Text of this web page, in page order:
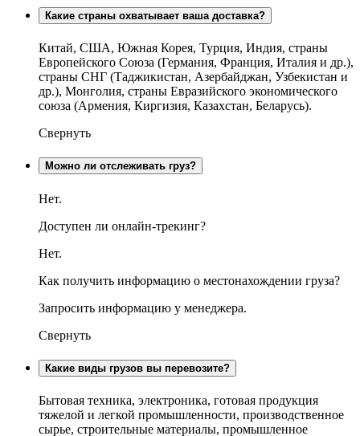
Какие страны охватывает ваша доставка?
Китай, США, Южная Корея, Турция, Индия, страны
Европейского Союза (Германия, Франция, Италия и др.),
страны СНГ (Таджикистан, Азербайджан, Узбекистан и
др.), Монголия, страны Евразийского экономического
союза (Армения, Киргизия, Казахстан, Беларусь).
Свернуть
Можно ли отслеживать груз?
Нет.
Доступен ли онлайн-трекинг?
Нет.
Как получить информацию о местонахождении груза?
Запросить информацию у менеджера.
Свернуть
Какие виды грузов вы перевозите?
Бытовая техника, электроника, готовая продукция
тяжелой и легкой промышленности, производственное
сырье, строительные материалы, промышленное